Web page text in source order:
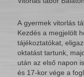
A gyermek vitorlás
Kezdés a megjelölt
tájékoztatókat,
oktatást tartunk,
után az első napon
és 17-kor vége a